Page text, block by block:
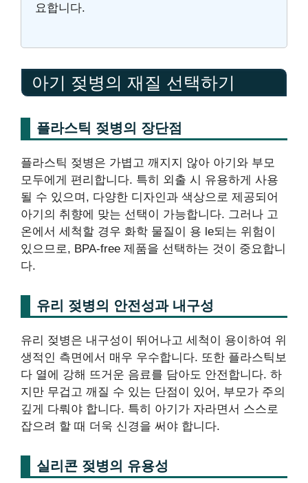
요합니다.
아기 젖병의 재질 선택하기
플라스틱 젖병의 장단점
플라스틱 젖병은 가볍고 깨지지 않아 아기와 부모
모두에게 편리합니다. 특히 외출 시 유용하게 사용
될 수 있으며, 다양한 디자인과 색상으로 제공되어
아기의 취향에 맞는 선택이 가능합니다. 그러나 고
온에서 세척할 경우 화학 물질이 용 le되는 위험이
있으므로, BPA-free 제품을 선택하는 것이 중요합니
다.
유리 젖병의 안전성과 내구성
유리 젖병은 내구성이 뛰어나고 세척이 용이하여 위
생적인 측면에서 매우 우수합니다. 또한 플라스틱보
다 열에 강해 뜨거운 음료를 담아도 안전합니다. 하
지만 무겁고 깨질 수 있는 단점이 있어, 부모가 주의
깊게 다뤄야 합니다. 특히 아기가 자라면서 스스로
잡으려 할 때 더욱 신경을 써야 합니다.
실리콘 젖병의 유용성